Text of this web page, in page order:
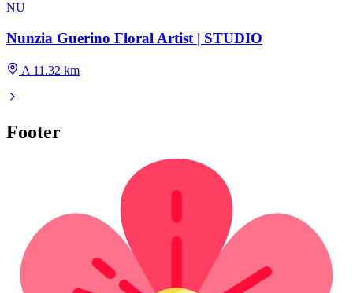
NU
Nunzia Guerino Floral Artist | STUDIO
A 11.32 km
Footer